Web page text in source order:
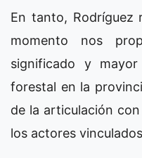
En tanto, Rodríguez
momento nos
significado y
forestal en la
de la articulación
los actores